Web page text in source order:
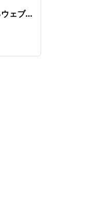
ェブ
ーカ